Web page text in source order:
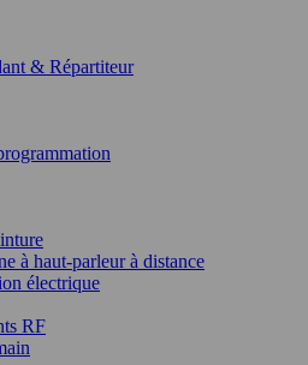
& Répartiteur
à haut-parleur à distance
électrique
RF